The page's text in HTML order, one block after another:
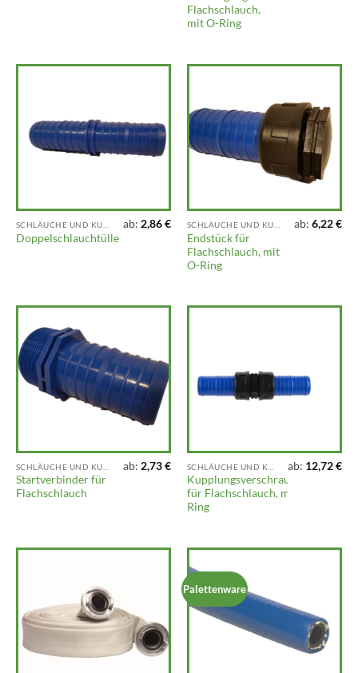
Flachschlauch,
mit O-Ring
Doppelschlauchtülle
ab: 2,86€
Endstück für
Flachschlauch, mit
O-Ring
ab:6,22€
Startverbinder für
Flachschlauch
ab: 2,73€
Kupplungsverschraubung
für Flachschlauch, mit O-
Ring
ab: 12,72€
Palettenware